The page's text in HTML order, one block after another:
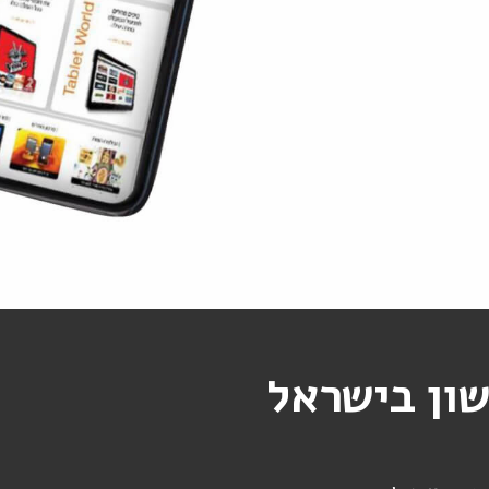
בישראל